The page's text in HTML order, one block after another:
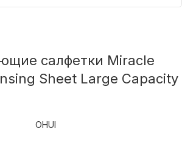
салфетки Miracle
Sheet Large Capacity
OHUI